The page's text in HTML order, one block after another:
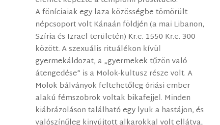
A föníciaiak egy laza közösségbe tömörült
népcsoport volt Kánaán földjén (a mai Libanon,
Szíria és Izrael területén) Kr.e. 1550-Kr.e. 300
között. A szexuális rituálékon kívül
gyermekáldozat, a „gyermekek tűzön való
átengedése” is a Molok-kultusz része volt. A
Molok bálványok feltehetőleg óriási ember
alakú fémszobrok voltak bikafejjel. Minden
kiábrázoláson található egy lyuk a hastájon, és